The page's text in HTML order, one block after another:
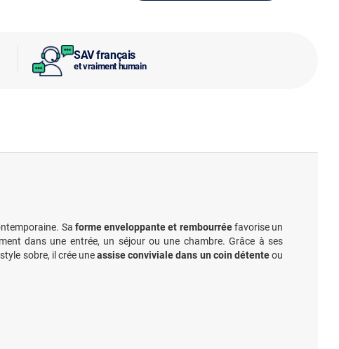
SAV français
et vraiment humain
Sa forme enveloppante et rembourréefavorise un
dans une entrée, un séjour ou une chambre. Grâce à ses
sobre, il crée uneassise conviviale dans un coin détenteou